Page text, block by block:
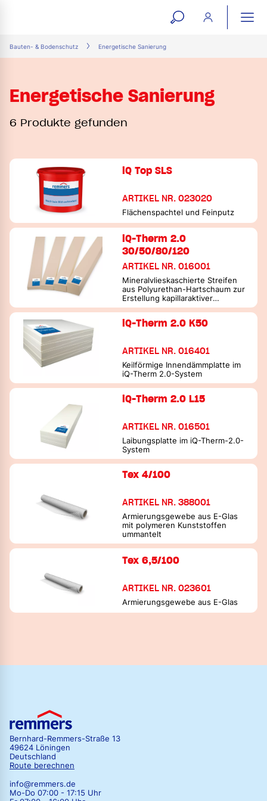
open
Bauten- & Bodenschutz Energetische Sanierung
Energetische Sanierung
6 Produkte gefunden
iQ Top SLS
ARTIKEL NR. 023020
Flächenspachtel und Feinputz
iQ-Therm 2.0
30/50/80/120
ARTIKEL NR. 016001
Mineralvlieskaschierte Streifen
aus Polyurethan-Hartschaum zur
Erstellung kapillaraktiver
Innendämmungen
iQ-Therm 2.0 K50
ARTIKEL NR. 016401
Keilförmige Innendämmplatte im
iQ-Therm 2.0-System
iQ-Therm 2.0 L15
ARTIKEL NR. 016501
Laibungsplatte im iQ-Therm-2.0-
System
Tex 4/100
ARTIKEL NR. 388001
Armierungsgewebe aus E-Glas
mit polymeren Kunststoffen
ummantelt
Tex 6,5/100
ARTIKEL NR. 023601
Armierungsgewebe aus E-Glas
Bernhard-Remmers-Straße 13
49624 Löningen
Deutschland
Route berechnen
info@remmers.de
Mo-Do 07:00 - 17:15 Uhr